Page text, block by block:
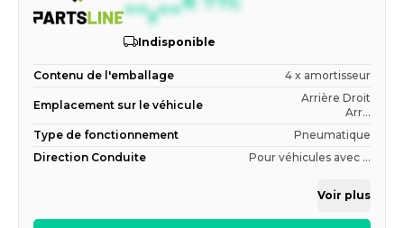
Indisponible
Contenu de l'emballage 4 x amortisseur
Emplacement sur le véhicule
Arrière Droit
Arr...
Type de fonctionnement
Pneumatique
Direction Conduite
Pour véhicules avec ...
Voir plus